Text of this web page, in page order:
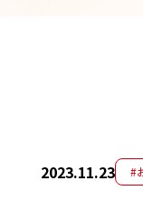
2023.11.23 #